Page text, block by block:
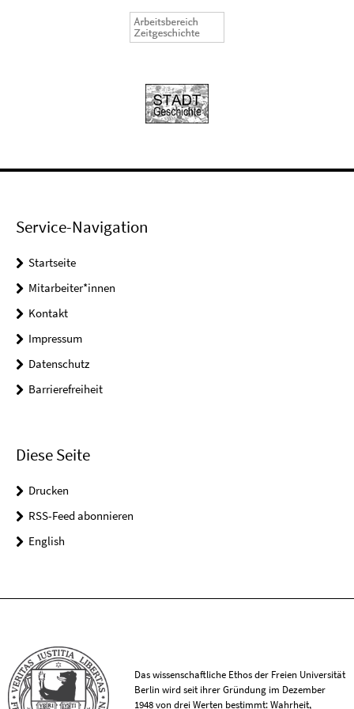
Service-Navigation
Startseite
Mitarbeiter*innen
Kontakt
Impressum
Datenschutz
Barrierefreiheit
Diese Seite
Drucken
RSS-Feed abonnieren
English
Das wissenschaftliche Ethos der Freien Universität
Berlin wird seit ihrer Gründung im Dezember
1948 von drei Werten bestimmt: Wahrheit,